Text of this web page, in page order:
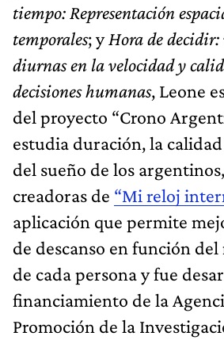
tiempo: Representación
temporales; yHora de
diurnas en la velocidad y
decisiones humanas, Leone
del proyecto “Crono
estudia duración, la
del sueño de los
creadoras de “Mi reloj
aplicación que permite
de descanso en función
de cada persona y fue
financiamiento de la
Promoción de la